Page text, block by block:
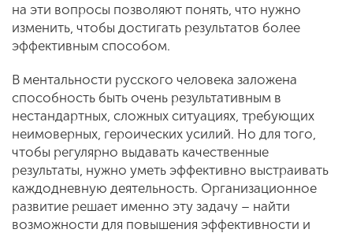
на эти вопросы позволяют понять, что нужно
изменить, чтобы достигать результатов более
эффективным способом.
В ментальности русского человека заложена
способность быть очень результативным в
нестандартных, сложных ситуациях, требующих
неимоверных, героических усилий. Но для того,
чтобы регулярно выдавать качественные
результаты, нужно уметь эффективно выстраивать
каждодневную деятельность. Организационное
развитие решает именно эту задачу – найти
возможности для повышения эффективности и